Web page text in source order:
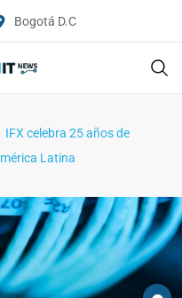
Bogotá D.C
IFX celebra 25 años de
Latina